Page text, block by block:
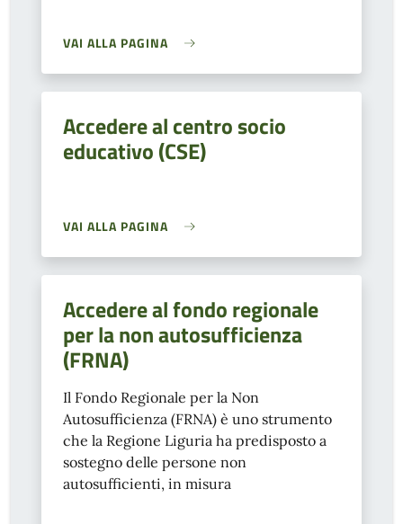
VAI ALLA PAGINA
Accedere al centro socio
educativo (CSE)
VAI ALLA PAGINA
Accedere al fondo regionale
per la non autosufficienza
(FRNA)
Il Fondo Regionale per la Non
Autosufficienza (FRNA) è uno strumento
che la Regione Liguria ha predisposto a
sostegno delle persone non
autosufficienti, in misura